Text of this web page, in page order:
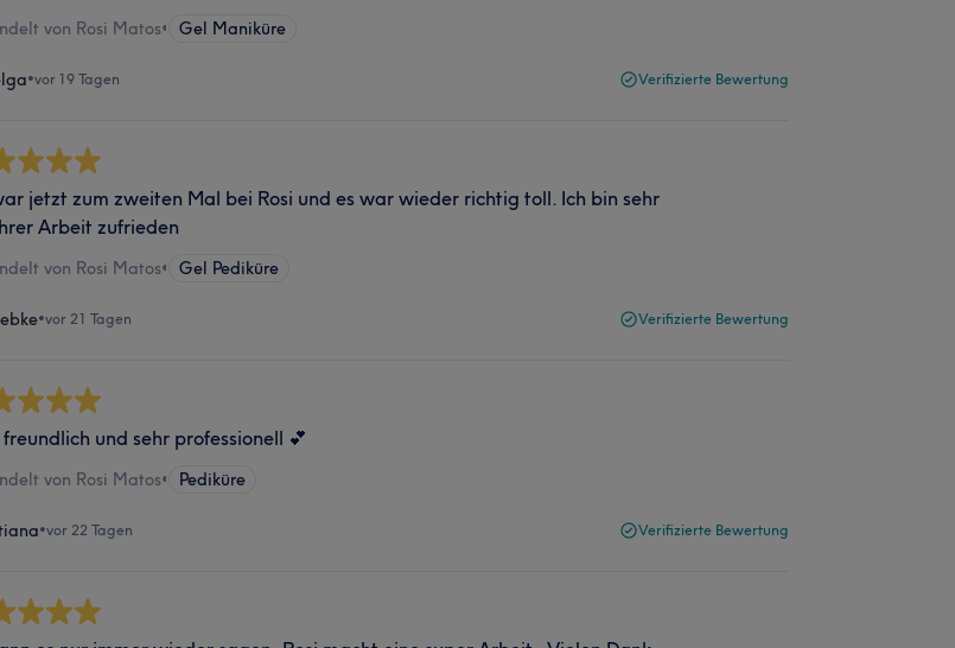
von Rosi Matos• Gel Maniküre
•vor 19 Tagen Verifizierte Bewertung
jetzt zum zweiten Mal bei Rosi und es war wieder richtig toll. Ich bin sehr
Arbeit zufrieden
von Rosi Matos• Gel Pediküre
•vor 21 Tagen Verifizierte Bewertung
freundlich und sehr professionell 💕
von Rosi Matos• Pediküre
•vor 22 Tagen Verifizierte Bewertung